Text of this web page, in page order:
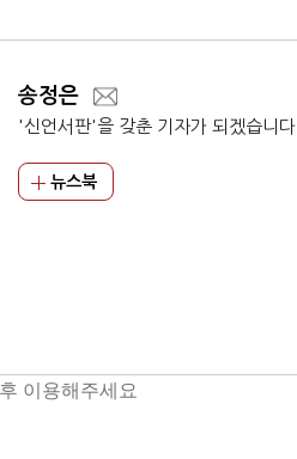
송정은
'신언서판'을 갖춘 기자가 되겠습니다.
뉴스북